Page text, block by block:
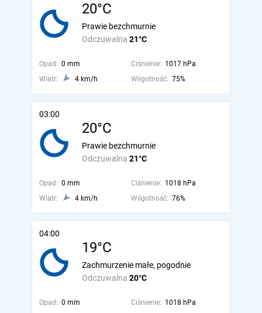
20°C
Odczuwalna 21°C
Prawie bezchmurnie
Opad: 0 mm Ciśnienie: 1017 hPa
Wiatr:
4 km/h Wilgotność: 75%
03:00
20°C
Odczuwalna 21°C
Prawie bezchmurnie
Opad: 0 mm Ciśnienie: 1018 hPa
Wiatr:
4 km/h Wilgotność: 76%
04:00
19°C
Odczuwalna 20°C
Zachmurzenie małe, pogodnie
Opad: 0 mm Ciśnienie: 1018 hPa